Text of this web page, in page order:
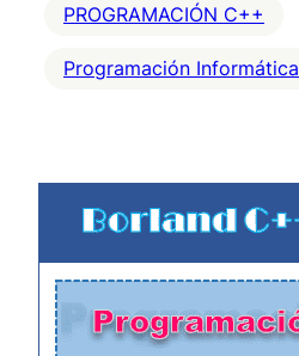
PROGRAMACIÓN C++
Programación Informática